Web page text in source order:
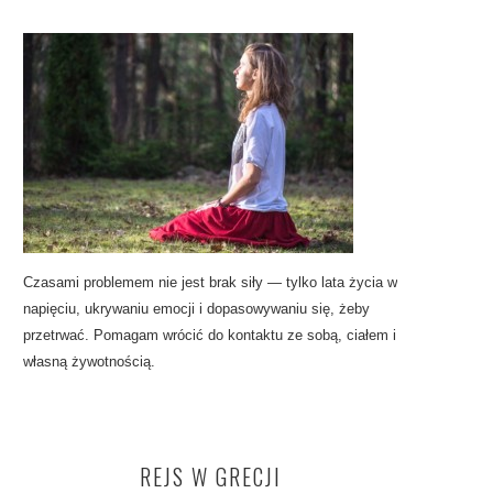
Czasami problemem nie jest brak siły — tylko lata życia w
napięciu, ukrywaniu emocji i dopasowywaniu się, żeby
przetrwać. Pomagam wrócić do kontaktu ze sobą, ciałem i
własną żywotnością.
REJS W GRECJI